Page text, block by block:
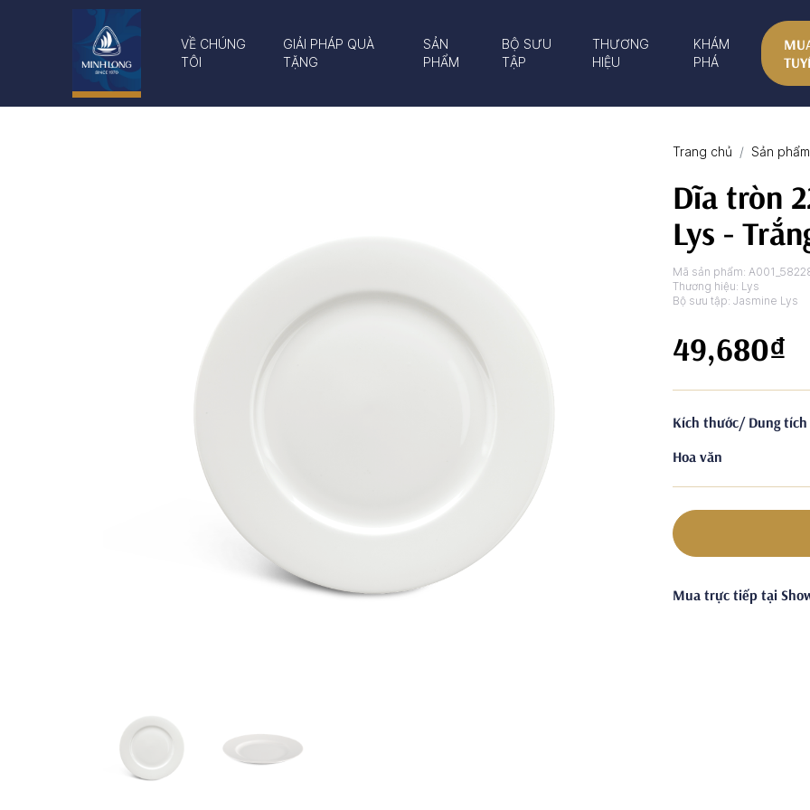
VỀ CHÚNG
TÔI
GIẢI PHÁP QUÀ
TẶNG
SẢN
PHẨM
BỘ SƯU
TẬP
THƯƠNG
HIỆU
KHÁM
PHÁ
Trang chủ Sản
Dĩa tròn
Lys -
Mã sản phẩm:
Thương hiệu: Lys
Bộ sưu tập:Jasmine Lys
49,680₫
Kích thước/ Dung tích
Hoa văn
Mua trực tiếp tại